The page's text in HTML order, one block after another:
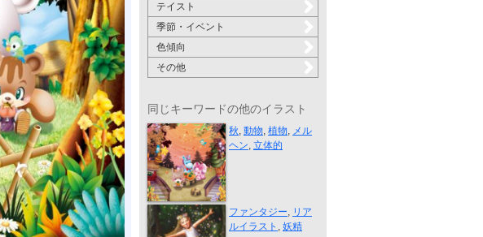
テイスト
季節・イベント
色傾向
その他
同じキーワードの他のイラスト
地域情報誌 ...
秋, 動物, 植物, メル
ヘン, 立体的
妖精
ファンタジー, リア
ルイラスト , 妖精